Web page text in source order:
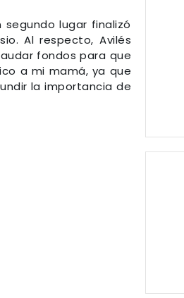
segundo lugar finalizó
Al respecto, Avilés
fondos para que
a mi mamá, ya que
la importancia de